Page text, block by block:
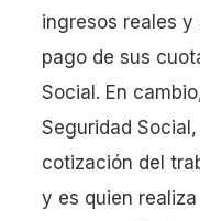
ingresos reales y
pago de sus
Social. En
Seguridad
cotización del
y es quien